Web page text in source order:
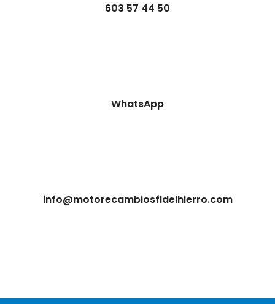
603 57 44 50
WhatsApp
info@motorecambiosfldelhierro.com